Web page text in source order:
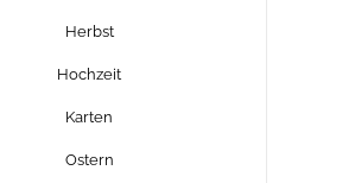
Herbst
Hochzeit
Karten
Ostern